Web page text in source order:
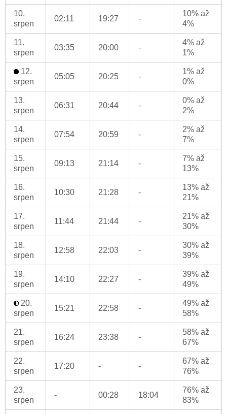
10.
srpen
02:11 19:27 -
10% až
4%
11.
srpen
03:35 20:00 -
4% až
1%
12.
srpen
05:05 20:25 -
1% až
0%
13.
srpen
06:31 20:44 -
0% až
2%
14.
srpen
07:54 20:59 -
2% až
7%
15.
srpen
09:13 21:14 -
7% až
13%
16.
srpen
10:30 21:28 -
13% až
21%
17.
srpen
11:44 21:44 -
21% až
30%
18.
srpen
12:58 22:03 -
30% až
39%
19.
srpen
14:10 22:27 -
39% až
49%
20.
srpen
15:21 22:58 -
49% až
58%
21.
srpen
16:24 23:38 -
58% až
67%
22.
srpen
17:20 - -
67% až
76%
23.
srpen
- 00:28 18:04
76% až
83%